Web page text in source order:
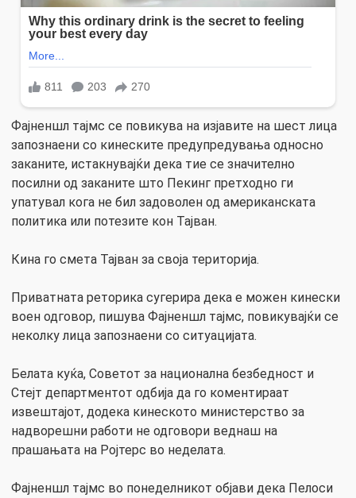
Фајненшл тајмс се повикува на изјавите на шест лица
запознаени со кинеските предупредувања односно
заканите, истакнувајќи дека тие се значително
посилни од заканите што Пекинг претходно ги
упатувал кога не бил задоволен од американската
политика или потезите кон Тајван.
Кина го смета Тајван за своја територија.
Приватната реторика сугерира дека е можен кинески
воен одговор, пишува Фајненшл тајмс, повикувајќи се
неколку лица запознаени со ситуацијата.
Белата куќа, Советот за национална безбедност и
Стејт департментот одбија да го коментираат
извештајот, додека кинеското министерство за
надворешни работи не одговори веднаш на
прашањата на Ројтерс во неделата.
Фајненшл тајмс во понеделникот објави дека Пелоси